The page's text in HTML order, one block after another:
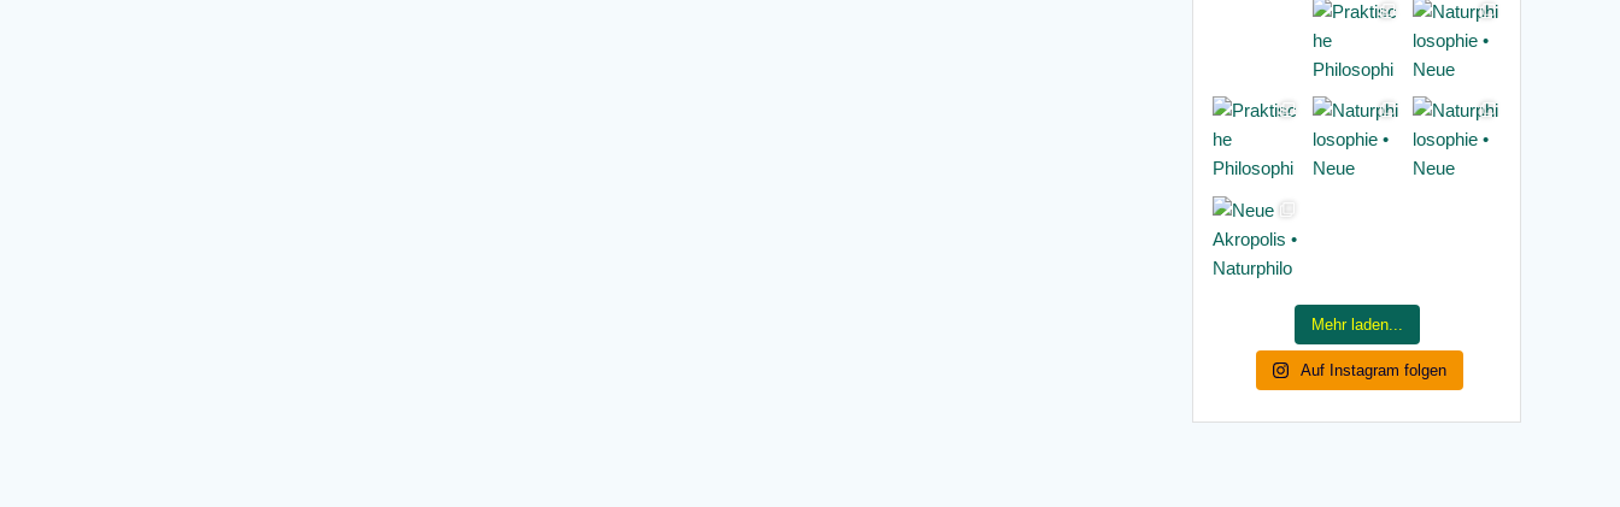
Mehr laden...
Auf Instagram folgen